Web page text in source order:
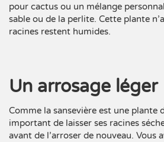
pour cactus ou un mélange
sable ou de la perlite. Cette plante
racines restent humides.
Un arrosage léger
Comme la sansevière est une plante
important de laisser ses racines
avant de l’arroser de nouveau. Vous